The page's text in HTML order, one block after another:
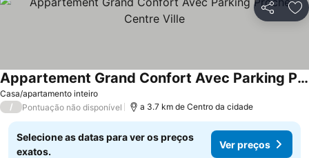
Partilhar
Casa/apartamento inteiro
Appartement Grand Confort Avec Parking Proche Centre Ville
Ver preços
/ Pontuação não disponível a 3.7 km de Centro da cidade
Selecione as datas para ver os preços
exatos.
Ver preços